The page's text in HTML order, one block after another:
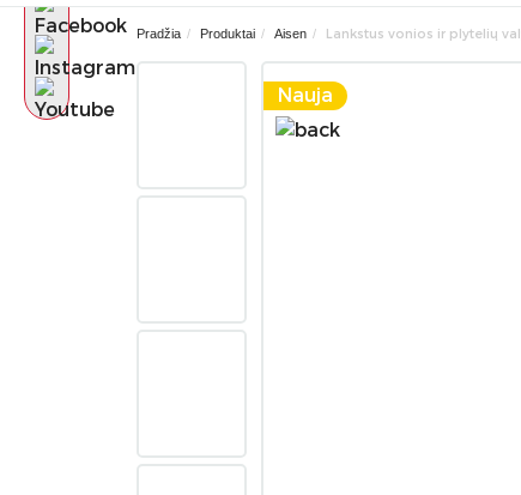
Pradžia Produktai Aisen Lankstus vonios ir plytelių
Nauja